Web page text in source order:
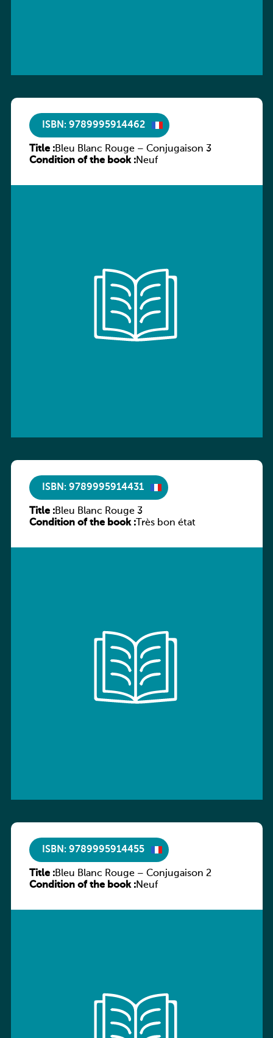
ISBN: 9789995914462
Title :Bleu Blanc Rouge – Conjugaison 3
Condition of the book :Neuf
ISBN: 9789995914431
Title :Bleu Blanc Rouge 3
Condition of the book :Très bon état
ISBN: 9789995914455
Title :Bleu Blanc Rouge – Conjugaison 2
Condition of the book :Neuf